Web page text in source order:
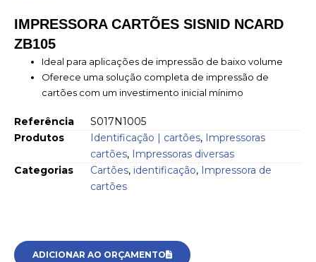
IMPRESSORA CARTÕES SISNID NCARD
ZB105
Ideal para aplicações de impressão de baixo volume
Oferece uma solução completa de impressão de
cartões com um investimento inicial mínimo
Referência
S017N1005
Produtos
Identificação | cartões, Impressoras
cartões, Impressoras diversas
Categorias
Cartões, identificação, Impressora de
cartões
ADICIONAR AO ORÇAMENTO